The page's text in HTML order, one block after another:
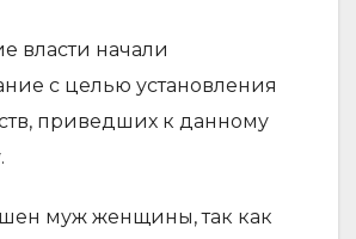
власти начали
с целью установления
приведших к данному
муж женщины, так как